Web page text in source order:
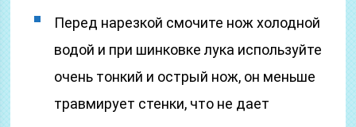
Перед нарезкой смочите нож холодной
водой и при шинковке лука используйте
очень тонкий и острый нож, он меньше
травмирует стенки, что не дает